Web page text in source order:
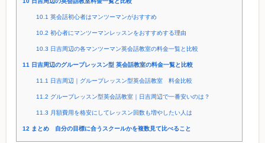
10.1 英会話初心者はマンツーマンがおすすめ
10.2 初心者にマンツーマンレッスンをおすすめする理由
10.3 日吉周辺の各マンツーマン英会話教室の料金一覧と比較
11 日吉周辺のグループレッスン型 英会話教室の料金一覧と比較
11.1 日吉周辺｜グループレッスン型英会話教室 料金比較
11.2 グループレッスン型英会話教室｜日吉周辺で一番安いのは？
11.3 月額費用を格安にしてレッスン回数も増やしたい人は
12 まとめ 自分の目標に合うスクールかを複数見て比べること